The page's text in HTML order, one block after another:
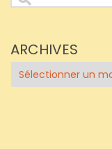
ARCHIVES
Archives